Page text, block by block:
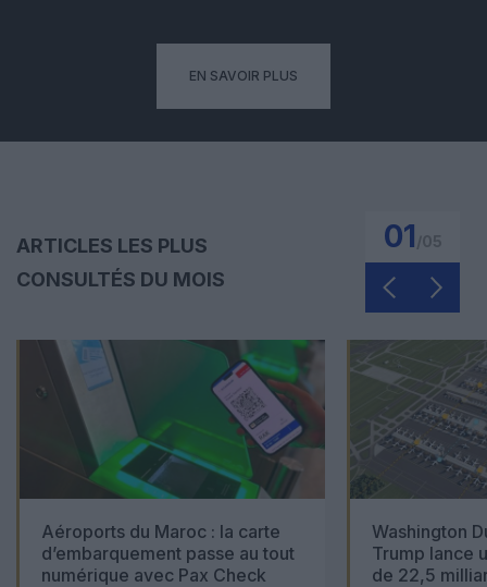
EN SAVOIR PLUS
ARTICLES LES PLUS
CONSULTÉS DU MOIS
01
Aéroports du Maroc : la carte
d’embarquement passe au tout
numérique avec Pax Check
Washington
Trump lance
de 22,5